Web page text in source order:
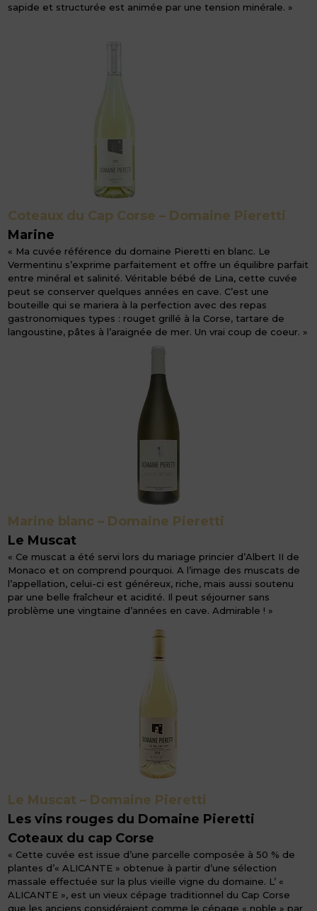
sapide et structurée est animée par une tension minérale. »
Coteaux du Cap Corse – Domaine Pieretti
Marine
« Ma cuvée référence du domaine Pieretti en blanc. Le
Vermentinu s’exprime parfaitement et offre un équilibre parfait
entre minéral et salinité. Véritable bébé de Lina, cette cuvée
peut se conserver quelques années en cave. C’est une
bouteille qui se mariera à la perfection avec des repas
gastronomiques types : rouget grillé à la Corse, tartare de
langoustine, pâtes à l’araignée de mer. Un vrai coup de coeur. »
Marine blanc – Domaine Pieretti
Le Muscat
« Ce muscat a été servi lors du mariage princier d’Albert II de
Monaco et on comprend pourquoi. A l’image des muscats de
l’appellation, celui-ci est généreux, riche, mais aussi soutenu
par une belle fraîcheur et acidité. Il peut séjourner sans
problème une vingtaine d’années en cave. Admirable ! »
Le Muscat – Domaine Pieretti
Les vins rouges du Domaine Pieretti
Coteaux du cap Corse
« Cette cuvée est issue d’une parcelle composée à 50 % de
plantes d’« ALICANTE » obtenue à partir d’une sélection
massale effectuée sur la plus vieille vigne du domaine. L’ «
ALICANTE », est un vieux cépage traditionnel du Cap Corse
que les anciens considéraient comme le cépage « noble » par